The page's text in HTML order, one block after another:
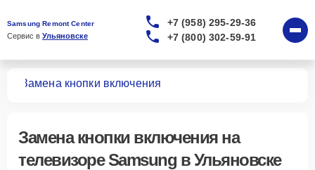
Samsung Remont Center
Сервис в Ульяновске
+7 (958) 295-29-36
+7 (800) 302-59-91
Замена кнопки включения
Замена кнопки включенияна
телевизоре Samsung в Ульяновске